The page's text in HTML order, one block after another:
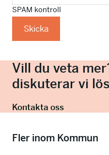
SPAM kontroll
Skicka
Vill du veta
diskuterar vi
Kontakta oss
Fler inom Kommun